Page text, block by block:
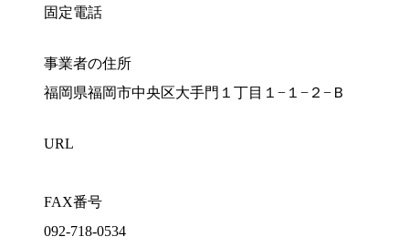
固定電話
事業者の住所
福岡県福岡市中央区大手門１丁目１−１−２−Ｂ
URL
FAX番号
092-718-0534